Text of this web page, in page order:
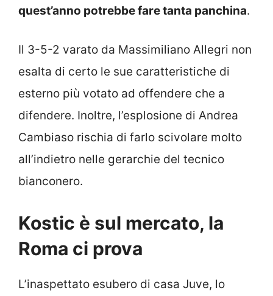
quest’anno potrebbe fare tanta panchina.
Il 3-5-2 varato da Massimiliano Allegri non
esalta di certo le sue caratteristiche di
esterno più votato ad offendere che a
difendere. Inoltre, l’esplosione di Andrea
Cambiaso rischia di farlo scivolare molto
all’indietro nelle gerarchie del tecnico
bianconero.
Kostic è sul mercato, la
Roma ci prova
L’inaspettato esubero di casa Juve, lo